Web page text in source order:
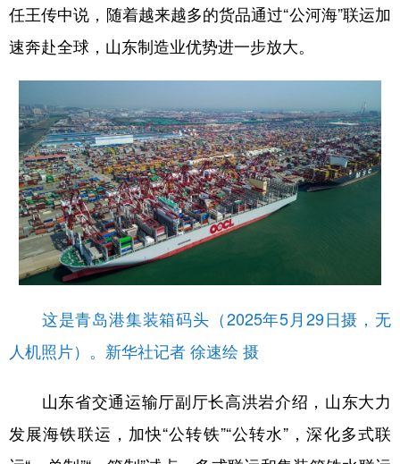
任王传中说，随着越来越多的货品通过“公河海”联运加
速奔赴全球，山东制造业优势进一步放大。
这是青岛港集装箱码头（2025年5月29日摄，无
人机照片）。新华社记者 徐速绘 摄
山东省交通运输厅副厅长高洪岩介绍，山东大力
发展海铁联运，加快“公转铁”“公转水”，深化多式联